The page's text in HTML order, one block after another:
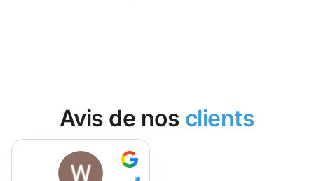
Avis de nos clients